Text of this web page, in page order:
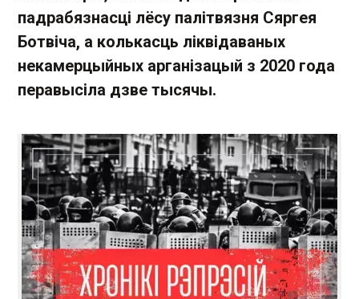
падрабязнасці лёсу палітвязня Сяргея
Ботвіча, а колькасць ліквідаваных
некамерцыйных арганізацый з 2020 года
перавысіла дзве тысячы.